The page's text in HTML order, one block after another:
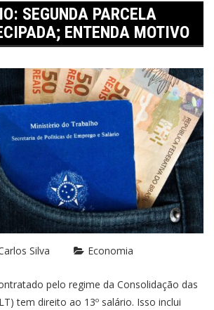
SEGUNDA PARCELA
ENTENDA MOTIVO
Silva Economia
pelo regime da Consolidação das
tem direito ao 13º salário. Isso inclui